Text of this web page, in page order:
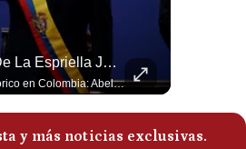
Abelardo De La Espriella Juramenta Como Nuevo Presidente | Gestión Mundo
Momento histórico en Colombia: Abelardo de la Espriella prestó juramento y recibió la banda presidencial en la Arena USC de Cali, convirtiéndose oficialmente en el nuevo Presidente de la República para el periodo 2026-2030. Por primera vez en la historia reciente del país, la investidura presidencial se celebró fuera de Bogotá. ¿Qué opinas del inicio de este nuevo mandato constitucional? #DeLaEspriella #Colombia #PosesionPresidencial #Cali #Shorts 👉 Suscríbete y activa la campana para no perderte nuestro análisis diario. 🌎 Síguenos en nuestras redes sociales: 📌 Web oficial: https://gestion.pe/mundo/ 📌 LinkedIn: http://bit.ly/3HYIET0 📌 X (Twitter): http://bit.ly/4noZtX9 📌 TikTok: http://bit.ly/4evB6TO